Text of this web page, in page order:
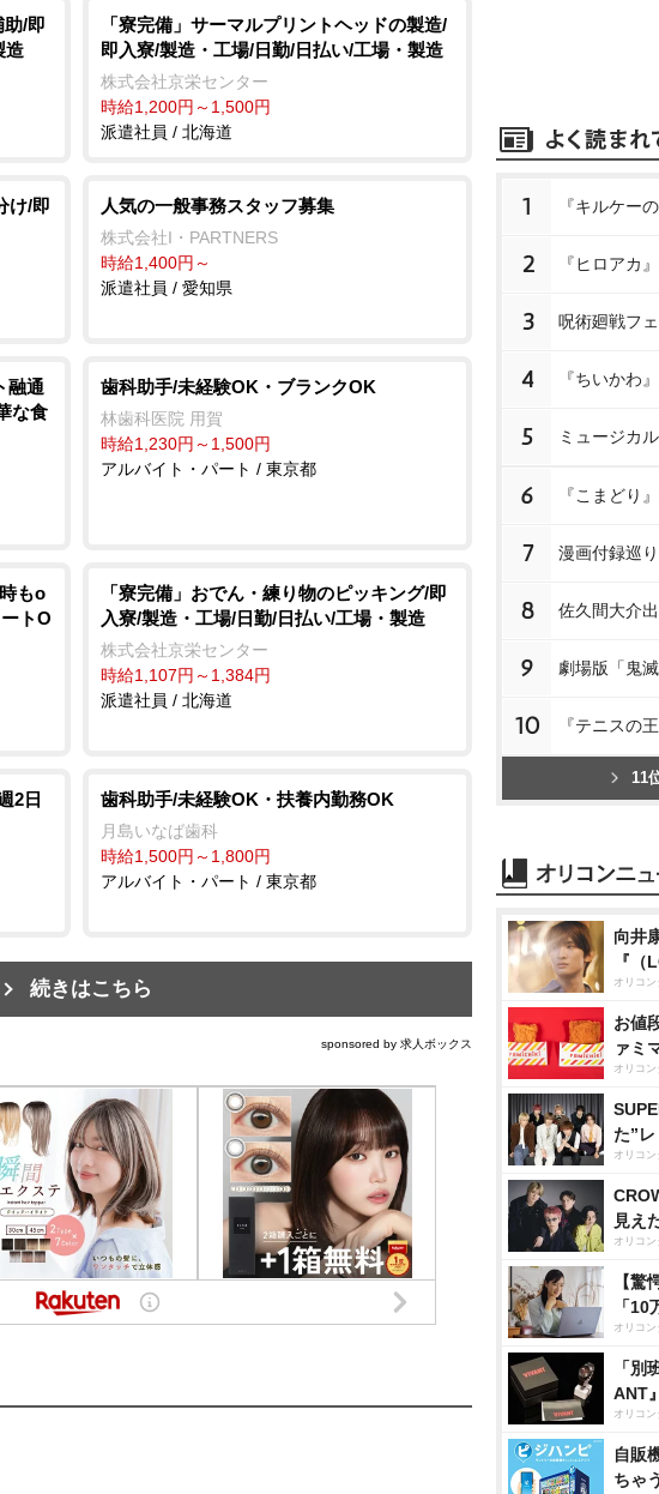
/即
造
「寮完備」サーマルプリントヘッドの製造/
即入寮/製造・工場/日勤/日払い/工場・製造
株式会社京栄センター
時給1,200円～1,500円
派遣社員 / 北海道
け/即 人気の一般事務スタッフ募集
株式会社I・PARTNERS
時給1,400円～
派遣社員 / 愛知県
融通
な食
歯科助手/未経験OK・ブランクOK
林歯科医院 用賀
時給1,230円～1,500円
アルバイト・パート / 東京都
もo
トO
「寮完備」おでん・練り物のピッキング/即
入寮/製造・工場/日勤/日払い/工場・製造
株式会社京栄センター
時給1,107円～1,384円
派遣社員 / 北海道
2日 歯科助手/未経験OK・扶養内勤務OK
月島いなば歯科
時給1,500円～1,800円
アルバイト・パート / 東京都
続きはこちら
sponsored by 求人ボックス
1 『キルケー
2 『ヒロアカ
3 呪術廻戦フ
4 『ちいかわ
5 ミュージカ
6 『こまどり
7 漫画付録巡
8 佐久間大介
9 劇場版「鬼
10 『テニスの
11
向井
『（
オリコ
お値
ァミ
オリコ
た”
オリコ
見え
オリコ
【驚
「
オリコ
「別
ANT
オリコ
自販
ちゃう